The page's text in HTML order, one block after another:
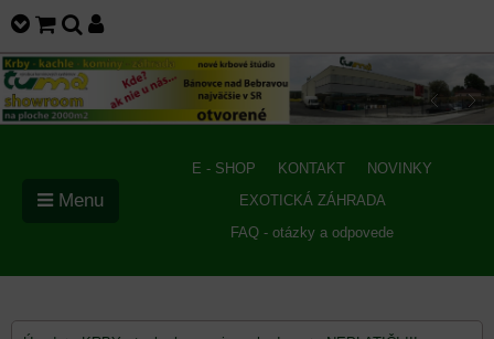
E - SHOP KONTAKT
NOVINKY
EXOTICKÁ ZÁHRADA
FAQ - otázky a odpovede
Menu